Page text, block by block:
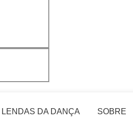
LENDAS DA DANÇA SOBRE